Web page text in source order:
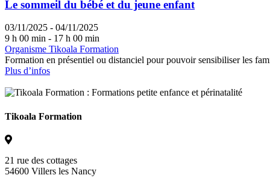
Le sommeil du bébé et du jeune enfant
03/11/2025 - 04/11/2025
9 h 00 min - 17 h 00 min
Organisme Tikoala Formation
Formation en présentiel ou distanciel pour pouvoir sensibiliser les
Plus d’infos
Tikoala Formation
21 rue des cottages
54600 Villers les Nancy